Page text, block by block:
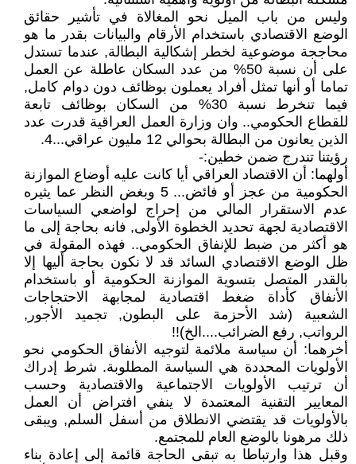
وليس من باب الميل نحو المغالاة في تأشير حقائق
الوضع الاقتصادي باستخدام الأرقام والبيانات بقدر ما هو
محاججة موضوعية لخطر إشكالية البطالة, عندما تستدل
على أن نسبة 50% من عدد السكان عاطلة عن العمل
تماما أو أنها تمثل أفراد يعملون بوظائف دون دوام كامل,
فيما تنخرط نسبة 30% من السكان بوظائف تابعة
للقطاع الحكومي.. وان وزارة العمل العراقية قدرت عدد
الذين يعانون من البطالة بحوالي 12 مليون عراقي...4.
رؤيتنا تندرج ضمن خطين:-
أولهما: أن الاقتصاد العراقي أيا كانت عليه أوضاع الموازنة
الحكومية من عجز أو فائض... 5 وبغض النظر عما يثيره
عدم الاستقرار المالي من إحراج لواضعي السياسات
الاقتصادية لجهة تحديد الخطوة الأولى, فانه بحاجة إلى ما
هو أكثر من ضبط للإنفاق الحكومي.. فهذه المقولة في
ظل الوضع الاقتصادي السائد قد لا نكون بحاجة أليها إلا
بالقدر المتصل بتسوية الموازنة الحكومية أو باستخدام
الأنفاق كأداة ضغط اقتصادية لمجابهة الاحتجاجات
الشعبية (شد الأحزمة على البطون, تجميد الأجور,
الرواتب, رفع الضرائب....الخ)!!
أخرهما: أن سياسة ملائمة لتوجيه الأنفاق الحكومي نحو
الأولويات المحددة هي السياسة المطلوبة. شرط إدراك
أن ترتيب الأولويات الاجتماعية والاقتصادية وحسب
المعايير التقنية المعتمدة لا ينفي افتراض أن العمل
بالأولويات قد يقتضي الانطلاق من أسفل السلم, ويبقى
ذلك مرهونا بالوضع العام للمجتمع.
وقبل هذا وارتباطا به تبقى الحاجة قائمة إلى إعادة بناء